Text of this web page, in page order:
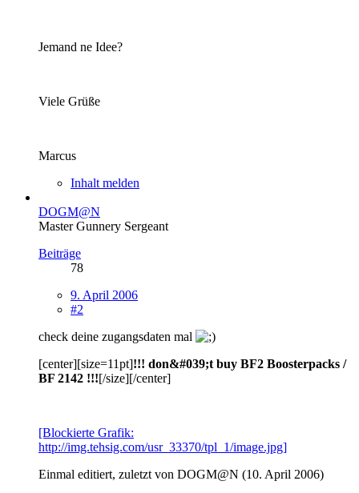
Jemand ne Idee?
Viele Grüße
Marcus
Inhalt melden
DOGM@N
Master Gunnery Sergeant
Beiträge
78
9. April 2006
#2
check deine zugangsdaten mal
[center][size=11pt]!!! don&#039;t buy BF2 Boosterpacks /
BF 2142 !!![/size][/center]
[Blockierte Grafik:
http://img.tehsig.com/usr_33370/tpl_1/image.jpg]
Einmal editiert, zuletzt von DOGM@N (10. April 2006)